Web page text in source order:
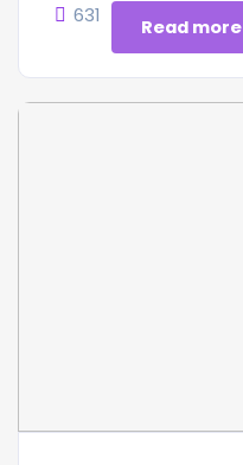
631 Read more